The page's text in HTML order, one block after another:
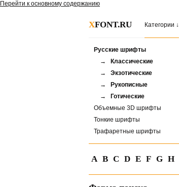
Перейти к основному содержанию
XFONT.RU Категории ↓
Русские шрифты
→ Классические
→ Экзотические
→ Рукописные
→ Готические
Объемные 3D шрифты
Тонкие шрифты
Трафаретные шрифты
A B C D E F G H